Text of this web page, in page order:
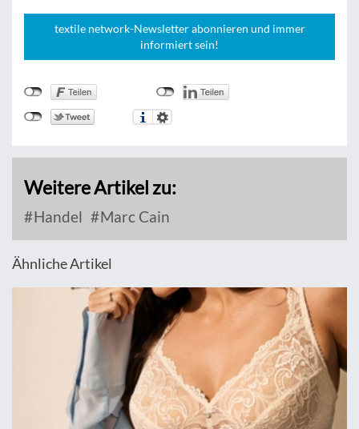
textile network-Newsletter abonnieren und immer
informiert sein!
Weitere Artikel zu:
Handel Marc Cain
Ähnliche Artikel